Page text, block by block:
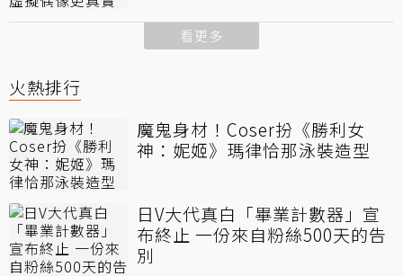
看更多
火熱排行
魔鬼身材！Coser扮《勝利女
神：妮姬》瑪律恰那泳裝造型
日V大代真白「畢業計數器」宣
布終止 一份來自粉絲500天的告
別